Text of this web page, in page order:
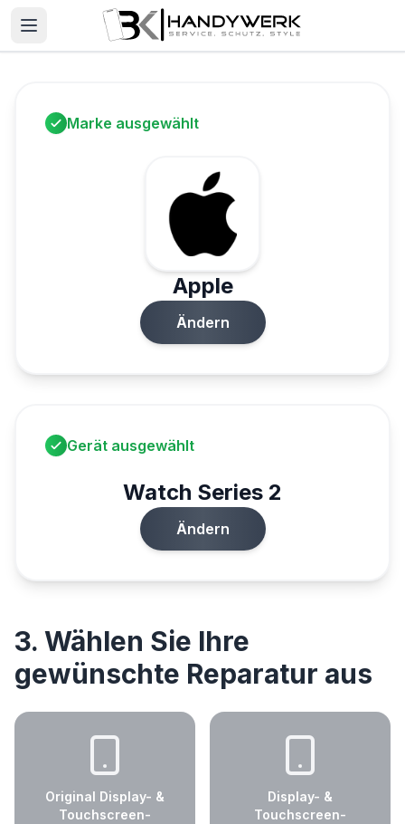
Marke ausgewählt
Apple
Ändern
Gerät ausgewählt
Watch Series 2
Ändern
3. Wählen Sie Ihre
gewünschte Reparatur aus
Original Display- &
Touchscreen-
Display- &
Touchscreen-